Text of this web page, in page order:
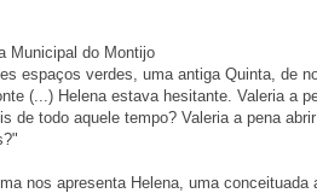
Municipal do Montijo
espaços verdes, uma antiga Quinta, de
(...) Helena estava hesitante. Valeria a
de todo aquele tempo? Valeria a pena abrir
nos apresenta Helena, uma conceituada